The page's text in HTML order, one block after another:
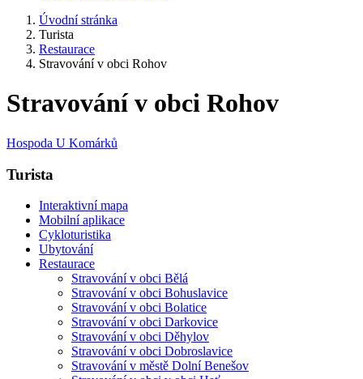
Úvodní stránka
Turista
Restaurace
Stravování v obci Rohov
Stravování v obci Rohov
Hospoda U Komárků
Turista
Interaktivní mapa
Mobilní aplikace
Cykloturistika
Ubytování
Restaurace
Stravování v obci Bělá
Stravování v obci Bohuslavice
Stravování v obci Bolatice
Stravování v obci Darkovice
Stravování v obci Děhylov
Stravování v obci Dobroslavice
Stravování v městě Dolní Benešov